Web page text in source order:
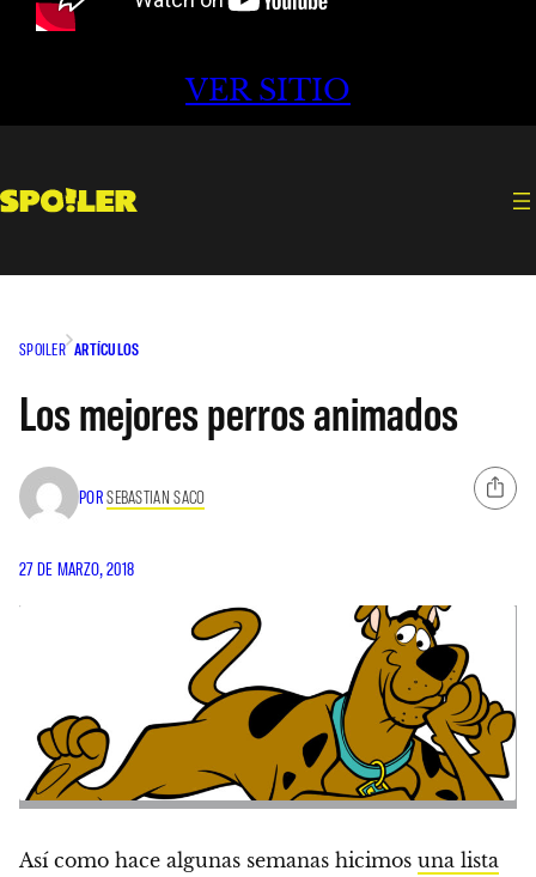
VER SITIO
SPOILER ARTÍCULOS
Los mejores perros animados
PORSEBASTIAN SACO
27 DE MARZO, 2018
Así como hace algunas semanas hicimos una lista